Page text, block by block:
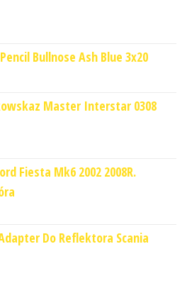
Bullnose Ash Blue 3x20
Master Interstar 0308
Fiesta Mk6 2002 2008R.
Do Reflektora Scania